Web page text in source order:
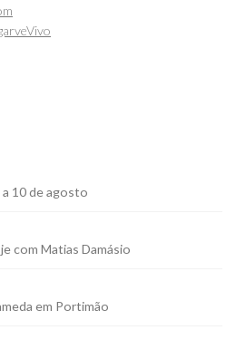
10 de agosto
com Matias Damásio
em Portimão